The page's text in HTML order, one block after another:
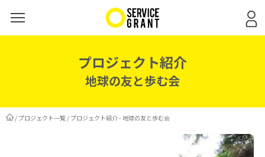
プロジェクト紹介
地球の友と歩む会
/ プロジェクト一覧 / プロジェクト紹介 - 地球の友と歩む会